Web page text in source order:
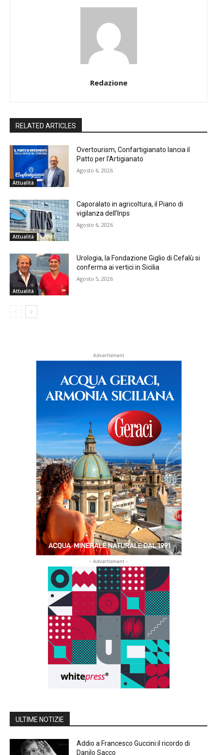
Redazione
RELATED ARTICLES
Attualità
Overtourism, Confartigianato lancia il
Patto per l’Artigianato
Agosto 6, 2026
Attualità
Caporalato in agricoltura, il Piano di
vigilanza dell’Inps
Agosto 6, 2026
Attualità
Urologia, la Fondazione Giglio di Cefalù si
conferma ai vertici in Sicilia
Agosto 5, 2026
Advertisment
- Advertisment -
ULTIME NOTIZIE
Addio a Francesco Guccini:il ricordo di
Danilo Sacco